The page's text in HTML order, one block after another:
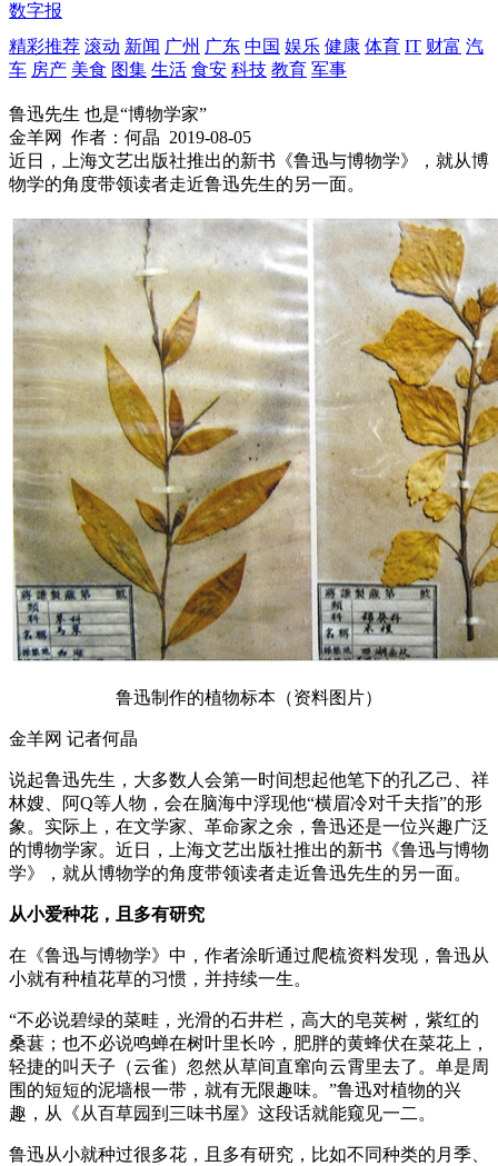
数字报
精彩推荐 滚动 新闻 广州 广东 中国 娱乐 健康 体育 IT 财富 汽
车 房产 美食 图集 生活 食安 科技 教育 军事
鲁迅先生 也是“博物学家”
金羊网
作者：何晶 2019-08-05
近日，上海文艺出版社推出的新书《鲁迅与博物学》，就从博
物学的角度带领读者走近鲁迅先生的另一面。
鲁迅制作的植物标本（资料图片）
金羊网 记者何晶
说起鲁迅先生，大多数人会第一时间想起他笔下的孔乙己、祥
林嫂、阿Q等人物，会在脑海中浮现他“横眉冷对千夫指”的形
象。实际上，在文学家、革命家之余，鲁迅还是一位兴趣广泛
的博物学家。近日，上海文艺出版社推出的新书《鲁迅与博物
学》，就从博物学的角度带领读者走近鲁迅先生的另一面。
从小爱种花，且多有研究
在《鲁迅与博物学》中，作者涂昕通过爬梳资料发现，鲁迅从
小就有种植花草的习惯，并持续一生。
“不必说碧绿的菜畦，光滑的石井栏，高大的皂荚树，紫红的
桑葚；也不必说鸣蝉在树叶里长吟，肥胖的黄蜂伏在菜花上，
轻捷的叫天子（云雀）忽然从草间直窜向云霄里去了。单是周
围的短短的泥墙根一带，就有无限趣味。”鲁迅对植物的兴
趣，从《从百草园到三味书屋》这段话就能窥见一二。
鲁迅从小就种过很多花，且多有研究，比如不同种类的月季、